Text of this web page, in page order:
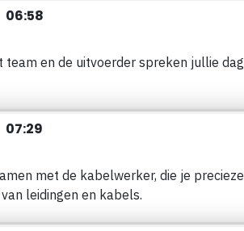
06:58
en de uitvoerder spreken jullie dag
07:29
met de kabelwerker, die je precieze
leidingen en kabels.